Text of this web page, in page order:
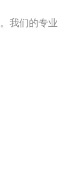
我们的专业